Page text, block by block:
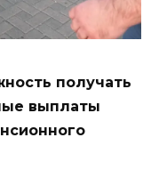
получать
выплаты